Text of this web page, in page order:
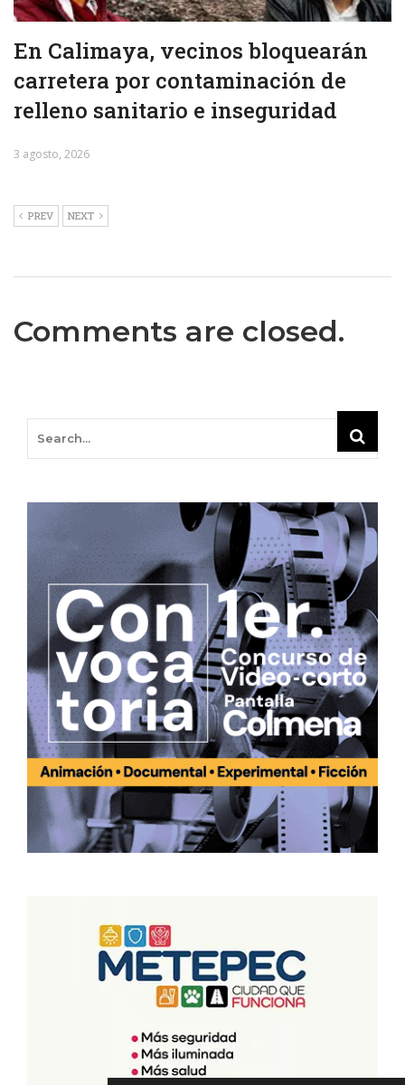
En Calimaya, vecinos bloquearán
carretera por contaminación de
relleno sanitario e inseguridad
3 agosto, 2026
PREV NEXT
Comments are closed.